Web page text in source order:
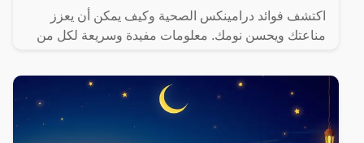
اكتشف فوائد درامينكس الصحية وكيف يمكن أن يعزز
مناعتك ويحسن نومك. معلومات مفيدة وسريعة لكل من